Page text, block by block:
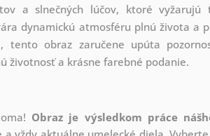
a slnečných lúčov, ktoré vyžarujú
dynamickú atmosféru plnú života a
tento obraz zaručene upúta
životnosť a krásne farebné podanie.
Obraz je výsledkom práce